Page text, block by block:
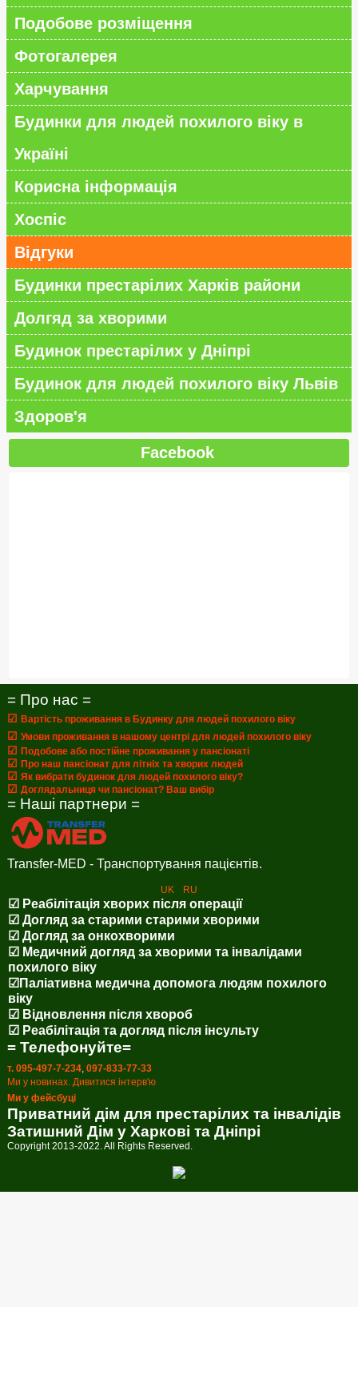
Подобове розміщення
Фотогалерея
Харчування
Будинки для людей похилого віку в
Україні
Корисна інформація
Хоспіс
Відгуки
Будинки престарілих Харків райони
Долгяд за хворими
Будинок престарілих у Дніпрі
Будинок для людей похилого віку Львів
Здоров'я
Facebook
= Про нас =
☑ Вартість проживання в Будинку для людей похилого віку
☑ Умови проживання в нашому центрі для людей похилого віку
☑ Подобове або постійне проживання у пансіонаті
☑ Про наш пансіонат для літніх та хворих людей
☑ Як вибрати будинок для людей похилого віку?
☑ Доглядальниця чи пансіонат? Ваш вибір
= Наші партнери =
Transfer-MED - Транспортування пацієнтів.
UK RU
☑ Реабілітація хворих після операції
☑ Догляд за старими старими хворими
☑ Догляд за онкохворими
☑ Медичний догляд за хворими та інвалідами
похилого віку
☑Паліативна медична допомога людям похилого
віку
☑ Відновлення після хвороб
☑ Реабілітація та догляд після інсульту
= Телефонуйте=
т. 095-497-7-234, 097-833-77-33
Ми у новинах. Дивитися інтерв'ю
Ми у фейсбуці
Приватний дім для престарілих та інвалідів
Затишний Дім у Харкові та Дніпрі
Copyright 2013-2022. All Rights Reserved.